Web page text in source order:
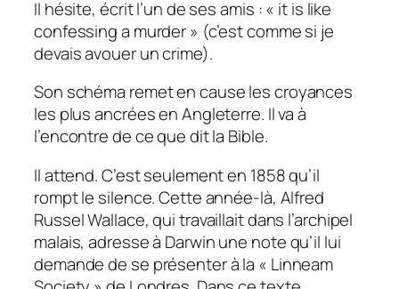
Il hésite, écrit l’un de ses amis : « it is like
confessing a murder » (c’est comme si je
devais avouer un crime).
Son schéma remet en cause les croyances
les plus ancrées en Angleterre. Il va à
l’encontre de ce que dit la Bible.
Il attend. C’est seulement en 1858 qu’il
rompt le silence. Cette année-là, Alfred
Russel Wallace, qui travaillait dans l’archipel
malais, adresse à Darwin une note qu’il lui
demande de se présenter à la « Linneam